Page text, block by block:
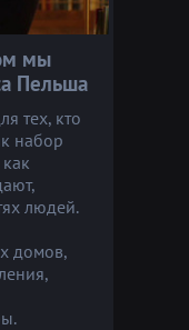
мы
Пельша
тех, кто
набор
людей.
домов,